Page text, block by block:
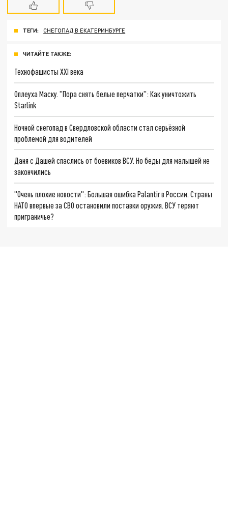
ТЕГИ: СНЕГОПАД В ЕКАТЕРИНБУРГЕ
ЧИТАЙТЕ ТАКЖЕ:
Технофашисты XXI века
Оплеуха Маску. "Пора снять белые перчатки": Как уничтожить
Starlink
Ночной снегопад в Свердловской области стал серьёзной
проблемой для водителей
Даня с Дашей спаслись от боевиков ВСУ. Но беды для малышей не
закончились
"Очень плохие новости": Большая ошибка Palantir в России. Страны
НАТО впервые за СВО остановили поставки оружия. ВСУ теряют
приграничье?